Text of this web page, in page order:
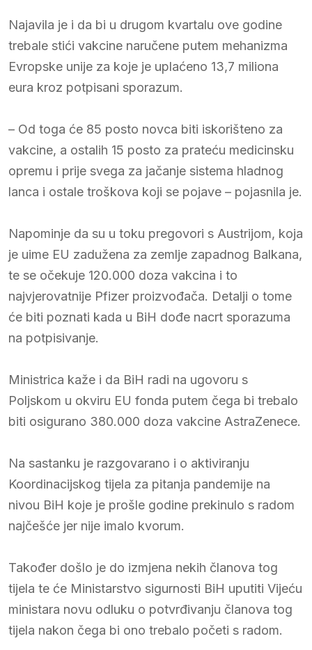
Najavila je i da bi u drugom kvartalu ove godine
trebale stići vakcine naručene putem mehanizma
Evropske unije za koje je uplaćeno 13,7 miliona
eura kroz potpisani sporazum.
– Od toga će 85 posto novca biti iskorišteno za
vakcine, a ostalih 15 posto za prateću medicinsku
opremu i prije svega za jačanje sistema hladnog
lanca i ostale troškova koji se pojave – pojasnila je.
Napominje da su u toku pregovori s Austrijom, koja
je uime EU zadužena za zemlje zapadnog Balkana,
te se očekuje 120.000 doza vakcina i to
najvjerovatnije Pfizer proizvođača. Detalji o tome
će biti poznati kada u BiH dođe nacrt sporazuma
na potpisivanje.
Ministrica kaže i da BiH radi na ugovoru s
Poljskom u okviru EU fonda putem čega bi trebalo
biti osigurano 380.000 doza vakcine AstraZenece.
Na sastanku je razgovarano i o aktiviranju
Koordinacijskog tijela za pitanja pandemije na
nivou BiH koje je prošle godine prekinulo s radom
najčešće jer nije imalo kvorum.
Također došlo je do izmjena nekih članova tog
tijela te će Ministarstvo sigurnosti BiH uputiti Vijeću
ministara novu odluku o potvrđivanju članova tog
tijela nakon čega bi ono trebalo početi s radom.